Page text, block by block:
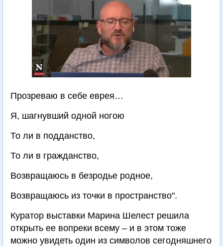
Прозреваю в себе еврея…
Я, шагнувший одной ногою
То ли в подданство,
То ли в гражданство,
Возвращаюсь в безродье родное,
Возвращаюсь из точки в пространство".
Куратор выставки Марина Шелест решила
открыть ее вопреки всему – и в этом тоже
можно увидеть один из символов сегодняшнего